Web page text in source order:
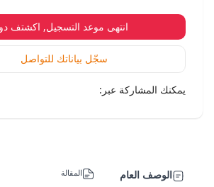
الوصف العام المقالة
انتهى موعد التسجيل, اكشتف
سجّل بياناتك للتواصل
يمكنك المشاركة عبر: